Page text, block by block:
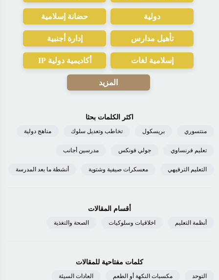
دولية حضانة إسلامية
تأهيل مدارس إدارة أجنبية
إسلامية لغات أكاديمية دولية IP
المزيد
اكثر الكلمات بحثا
منتسوري بريسكول تخاطب وتعديل سلوك مناهج دولية
تعليم فرنساوي جولي فونكس مدرسين أجانب
التعليم الترفيهي معسكرات صيفية وشتوية أنشطة ما بعد المدرسة
أقسام المقالات
أنظمة التعليم اخلاقيات وسلوكيات الصحة والتغذية
كلمات مفتاحية للمقالات
التوحد مكسبات النكهة أو الطعم العادات السيئة